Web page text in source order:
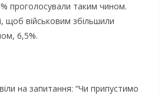
проголосували таким чином.
щоб військовим збільшили
6,5%.
на запитання: “Чи припустимо